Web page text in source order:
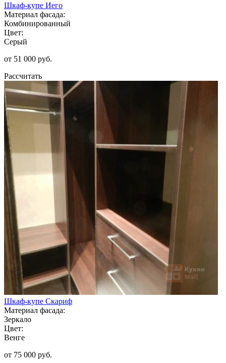
Шкаф-купе Иего
Материал фасада:
Комбинированный
Цвет:
Серый
от 51 000 руб.
Рассчитать
Шкаф-купе Скариф
Материал фасада:
Зеркало
Цвет:
Венге
от 75 000 руб.